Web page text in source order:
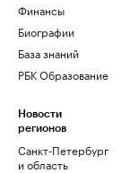
Финансы
Биографии
База знаний
РБК Образование
Новости
регионов
Санкт-Петербург
и область